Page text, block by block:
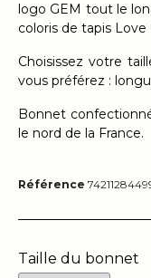
logo GEM tout le
coloris de tapis Love
Choisissez votre
vous préférez :
Bonnet
le nord de la France.
Référence
Taille du bonnet